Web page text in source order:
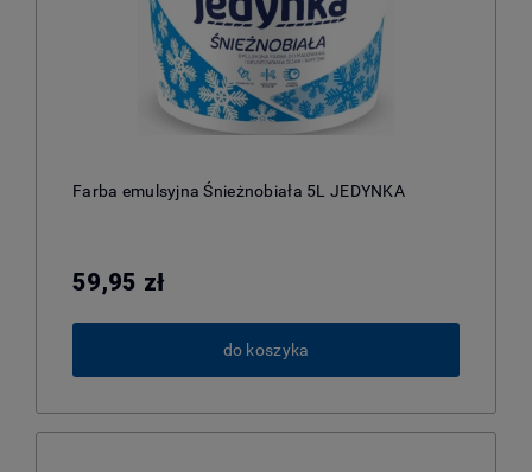
Farba emulsyjna Śnieżnobiała 5L JEDYNKA
59,95 zł
do koszyka